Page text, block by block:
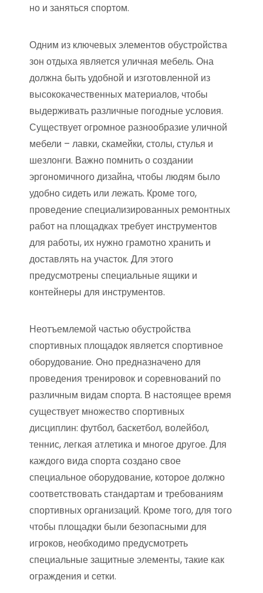
но и заняться спортом.
Одним из ключевых элементов обустройства
зон отдыха является уличная мебель. Она
должна быть удобной и изготовленной из
высококачественных материалов, чтобы
выдерживать различные погодные условия.
Существует огромное разнообразие уличной
мебели – лавки, скамейки, столы, стулья и
шезлонги. Важно помнить о создании
эргономичного дизайна, чтобы людям было
удобно сидеть или лежать. Кроме того,
проведение специализированных ремонтных
работ на площадках требует инструментов
для работы, их нужно грамотно хранить и
доставлять на участок. Для этого
предусмотрены специальные ящики и
контейнеры для инструментов.
Неотъемлемой частью обустройства
спортивных площадок является спортивное
оборудование. Оно предназначено для
проведения тренировок и соревнований по
различным видам спорта. В настоящее время
существует множество спортивных
дисциплин: футбол, баскетбол, волейбол,
теннис, легкая атлетика и многое другое. Для
каждого вида спорта создано свое
специальное оборудование, которое должно
соответствовать стандартам и требованиям
спортивных организаций. Кроме того, для того
чтобы площадки были безопасными для
игроков, необходимо предусмотреть
специальные защитные элементы, такие как
ограждения и сетки.